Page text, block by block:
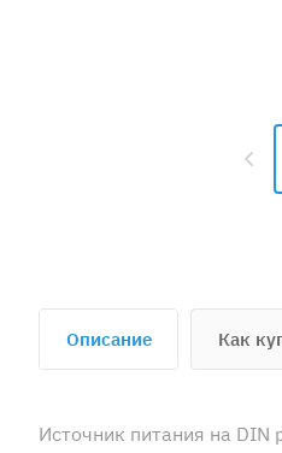
Описание Как
Источник питания на DIN